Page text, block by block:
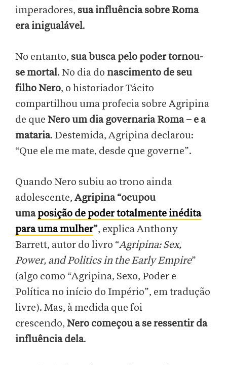
imperadores, sua influência sobre Roma
era inigualável.
No entanto, sua busca pelo poder tornou-
se mortal. No dia do nascimento de seu
filho Nero, o historiador Tácito
compartilhou uma profecia sobre Agripina
de que Nero um dia governaria Roma – e a
mataria. Destemida, Agripina declarou:
“Que ele me mate, desde que governe”.
Quando Nero subiu ao trono ainda
adolescente, Agripina “ocupou
umaposição de poder totalmente inédita
para uma mulher”, explica Anthony
Barrett, autor do livro “Agripina: Sex,
Power, and Politics in the Early Empire”
(algo como “Agripina, Sexo, Poder e
Política no início do Império”, em tradução
livre). Mas, à medida que foi
crescendo, Nero começou a se ressentir da
influência dela.